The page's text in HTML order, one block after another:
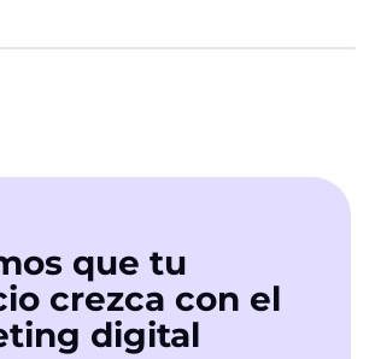
que tu
crezca con el
digital